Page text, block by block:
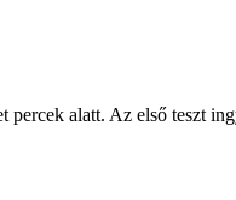
percek alatt. Az első teszt